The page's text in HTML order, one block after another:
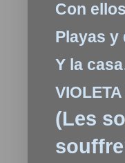
Con
Playas
Y la
(Les